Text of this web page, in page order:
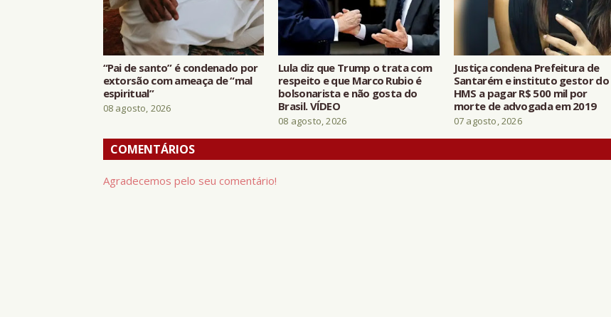
“Pai de santo” é condenado por
extorsão com ameaça de “mal
espiritual”
08 agosto, 2026
Lula diz que Trump o trata com
respeito e que Marco Rubio é
bolsonarista e não gosta do
Brasil. VÍDEO
08 agosto, 2026
Justiça condena Prefeitura de
Santarém e instituto gestor do
HMS a pagar R$ 500 mil por
morte de advogada em 2019
07 agosto, 2026
COMENTÁRIOS
Agradecemos pelo seu comentário!